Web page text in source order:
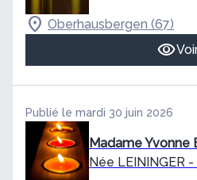
Oberhausbergen (67)
Publié le mardi 30 juin 2026
Madame Yvonne
Née LEININGER -